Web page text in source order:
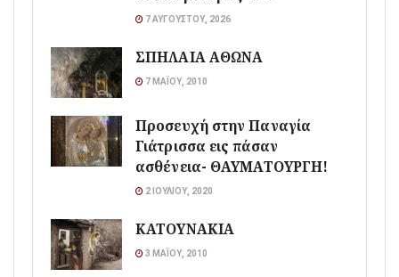
7 ΑΥΓΟΎΣΤΟΥ, 2026
ΣΠΗΛΑΙΑ ΑΘΩΝΑ
7 ΜΑΪ́ΟΥ, 2010
Προσευχή στην Παναγία
Γιάτρισσα εις πάσαν
ασθένεια- ΘΑΥΜΑΤΟΥΡΓΗ!
2 ΙΟΥΛΊΟΥ, 2020
ΚΑΤΟΥΝΑΚΙΑ
3 ΜΑΪ́ΟΥ, 2010